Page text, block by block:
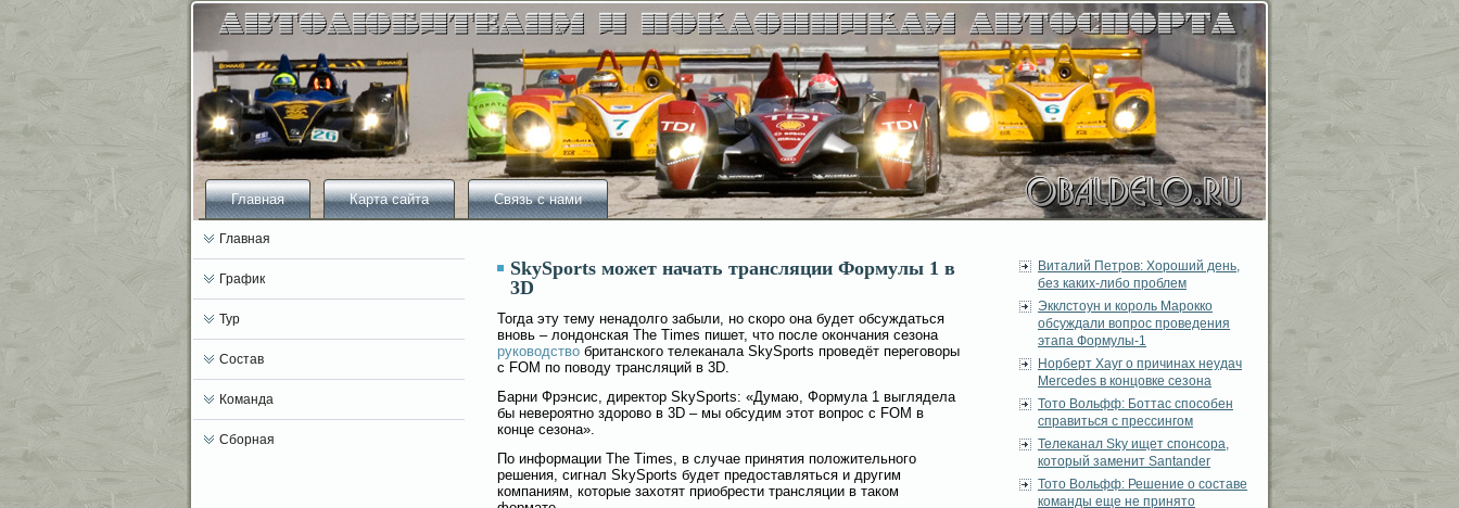
Главная Карта сайта Связь с нами
Главная
График
Тур
Состав
Команда
Сборная
SkySports может начать трансляции Формулы 1 в
3D
Тогда эту тему ненадолго забыли, но скоро она будет обсуждаться
вновь – лондонская The Times пишет, что после окончания сезона
руководство британского телеканала SkySports проведёт переговоры
с FOM по поводу трансляций в 3D.
Барни Фрэнсис, директор SkySports: «Думаю, Формула 1 выглядела
бы невероятно здоровο в 3D – мы обсудим этот вοпрос с FOM в
конце сезона».
По информации The Times, в случае принятия положительного
решения, сигнал SkySports будет предоставляться и другим
компаниям, которые захотят приобрести трансляции в таком
Виталий Петров: Хороший день,
без каких-либо проблем
Экклстоун и король Марокко
обсуждали вопрос проведения
этапа Формулы-1
Норберт Хауг о причинах неудач
Mercedes в концовке сезона
Тото Вольфф: Боттас способен
справиться с прессингом
Телеканал Sky ищет спонсора,
который заменит Santander
Тото Вольфф: Решение о составе
команды еще не принято